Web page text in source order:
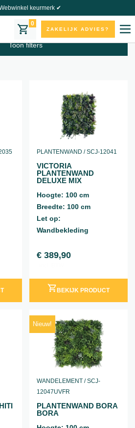
keurmerk ✔
0
ZAKELIJK ADVIES?
elementen
Toon filters
PLANTENWAND / SCJ-12041
VICTORIA
PLANTENWAND
DELUXE MIX
Hoogte: 100 cm
Breedte: 100 cm
Let op:
Wandbekleding
€389,90
BEKIJK PRODUCT
Nieuw!
WANDELEMENT / SCJ-
12047UVFR
PLANTENWAND BORA
BORA